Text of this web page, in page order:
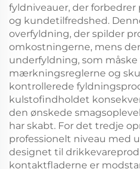
fyldniveauer, der
og kundetilfredshed.
overfyldning, der spilder
omkostningerne, mens
underfyldning, som
mærkningsreglerne og
kontrollerede
kulstofindholdet
den ønskede
har skabt. For det tredje
professionelt niveau med
designet til
kontaktfladerne er